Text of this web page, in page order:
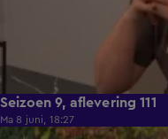
Seizoen 9, aflevering 111
Ma 8 juni, 18:27